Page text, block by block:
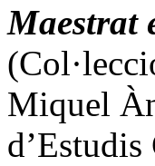
Maestrat
Miquel
d’Estudis